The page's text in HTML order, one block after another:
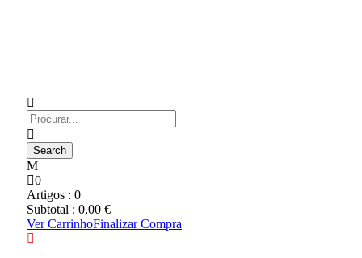
0
Artigos : 0
Subtotal : 0,00 €
Ver CarrinhoFinalizar Compra